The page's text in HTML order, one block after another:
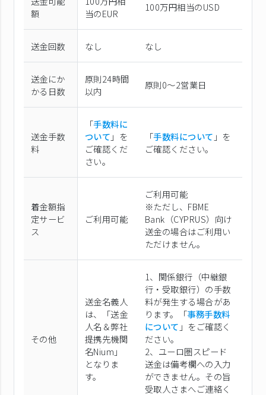
額
当のEUR
100万円相当のUSD
送金回数 なし なし
送金にか
かる日数
原則24時間
以内
原則0〜2営業日
送金手数
料
「手数料に
ついて 」を
ご確認くだ
さい。
「手数料について 」を
ご確認ください。
着金額指
定サービ
ス
ご利用可能
ご利用可能
※ただし、FBME
Bank（CYPRUS）向け
送金の場合はご利用い
ただけません。
その他
送金名義人
は、「送金
人名＆弊社
提携先機関
名Nium」
となりま
す。
1、関係銀行（中継銀
行・受取銀行）の手数
料が発生する場合があ
ります。「事務手数料
について 」をご確認く
ださい。
2、ユーロ圏スピード
送金は備考欄への入力
ができません。その旨
受取人さまへご連絡く